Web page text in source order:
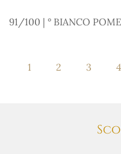
91/100 | ° BIANCO
1 2 3 4